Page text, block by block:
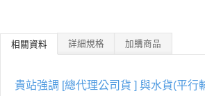
相關資料 詳細規格 加購商品
貴站強調 [總代理公司貨 ] 與水貨(平行